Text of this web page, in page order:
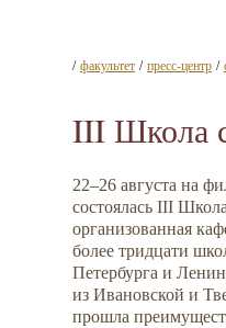
/ факультет / пресс-центр /
III Школа
22–26 августа на
состоялась III
организованная
более тридцати
Петербурга и
из Ивановской и
прошла